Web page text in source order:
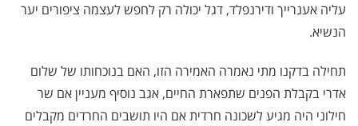
עליה אענרייך ודירנפלד, דגל יכולה רק לחפש לעצמה ציפורים יער
הנשיא.
תחילה בדקנו מתי נאמרה האמירה הזו, האם בנוכחותו של שלום
אדרי בקבלת הפנים שתפארת החיים, אגב נוסיף מעניין אם שר
חילוני היה מגיע לשכונה חרדית אם היו תושבים החרדים מקבלים